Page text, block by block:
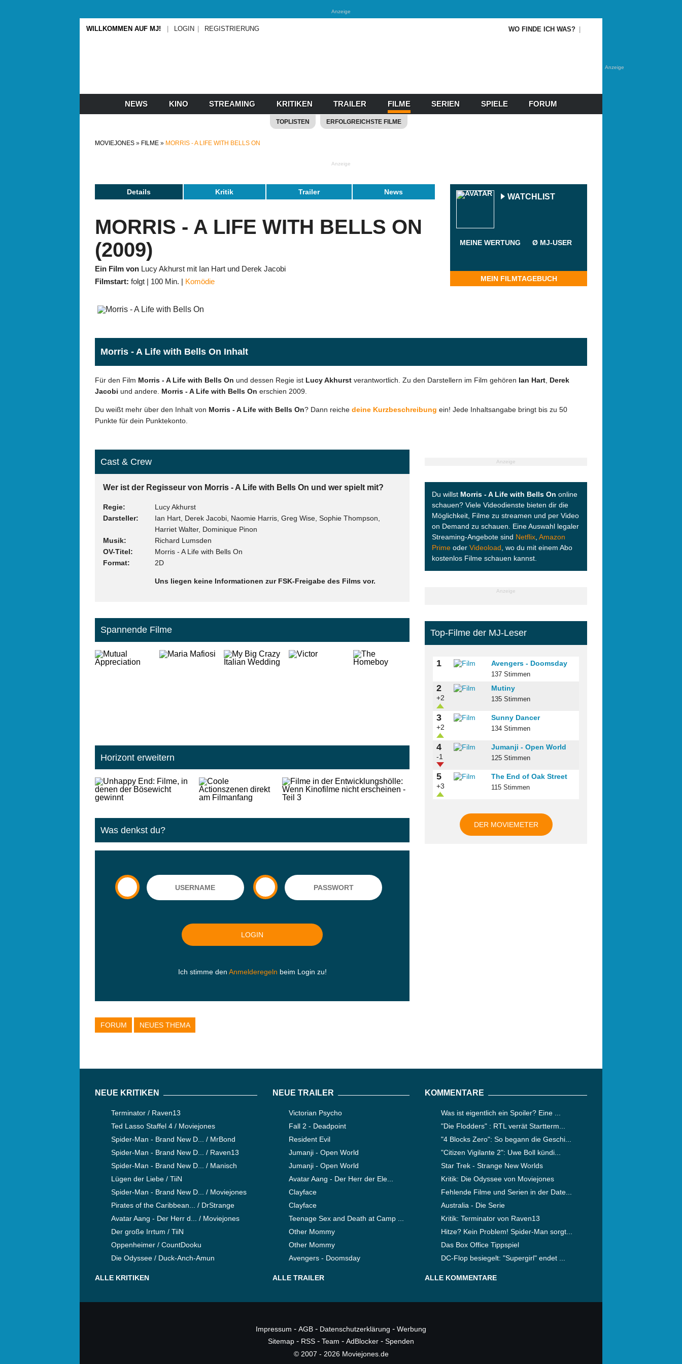
Anzeige
Anzeige
WILLKOMMEN AUF MJ! LOGIN REGISTRIERUNG WO FINDE ICH WAS?
NEWS KINO STREAMING KRITIKEN TRAILER FILME SERIEN SPIELE FORUM
TOPLISTEN ERFOLGREICHSTE FILME
MOVIEJONES FILME MORRIS - A LIFE WITH BELLS ON
Anzeige
Details Kritik Trailer News
MORRIS - A LIFE WITH BELLS ON
(2009)
Ein Film von Lucy Akhurst mit Ian Hart und Derek Jacobi
Filmstart: folgt 100 Min. Komödie
WATCHLIST
MEINE WERTUNG Ø MJ-USER
MEIN FILMTAGEBUCH
Morris - A Life with Bells On Inhalt
Für den Film Morris - A Life with Bells On und dessen Regie ist Lucy Akhurst verantwortlich. Zu den Darstellern im Film gehören Ian Hart Derek
Jacobi und andere. Morris - A Life with Bells On erschien 2009.
Du weißt mehr über den Inhalt von Morris - A Life with Bells On? Dann reiche deine Kurzbeschreibung ein! Jede Inhaltsangabe bringt bis zu 50
Punkte für dein Punktekonto.
Cast & Crew
Wer ist der Regisseur von Morris - A Life with Bells On und wer spielt mit?
Regie
Lucy Akhurst
Darsteller
Ian Hart, Derek Jacobi, Naomie Harris, Greg Wise, Sophie Thompson,
Harriet Walter, Dominique Pinon
Musik
Richard Lumsden
OV-Titel
Morris - A Life with Bells On
Format
2D
Uns liegen keine Informationen zur FSK-Freigabe des Films vor.
Spannende Filme
Horizont erweitern
Was denkst du?
Ich stimme den Anmelderegeln beim Login zu!
FORUM NEUES THEMA
Anzeige
Du willst Morris - A Life with Bells On online
schauen? Viele Videodienste bieten dir die
Möglichkeit, Filme zu streamen und per Video
on Demand zu schauen. Eine Auswahl legaler
Streaming-Angebote sind Netflix Amazon
Prime oder Videoload , wo du mit einem Abo
kostenlos Filme schauen kannst.
Anzeige
Top-Filme der MJ-Leser
1 Avengers - Doomsday
137 Stimmen
2
+2
Mutiny
135 Stimmen
3
+2
Sunny Dancer
134 Stimmen
4
-1
Jumanji - Open World
125 Stimmen
5
+3
The End of Oak Street
115 Stimmen
DER MOVIEMETER
NEUE KRITIKEN
Terminator / Raven13
Ted Lasso Staffel 4 / Moviejones
Spider-Man - Brand New D... / MrBond
Spider-Man - Brand New D... / Raven13
Spider-Man - Brand New D... / Manisch
Lügen der Liebe / TiiN
Spider-Man - Brand New D... / Moviejones
Pirates of the Caribbean... / DrStrange
Avatar Aang - Der Herr d... / Moviejones
Der große Irrtum / TiiN
Oppenheimer / CountDooku
Die Odyssee / Duck-Anch-Amun
ALLE KRITIKEN
NEUE TRAILER
Victorian Psycho
Fall 2 - Deadpoint
Resident Evil
Jumanji - Open World
Jumanji - Open World
Avatar Aang - Der Herr der Ele...
Clayface
Clayface
Teenage Sex and Death at Camp ...
Other Mommy
Other Mommy
Avengers - Doomsday
ALLE TRAILER
KOMMENTARE
Was ist eigentlich ein Spoiler? Eine ...
"Die Flodders" : RTL verrät Startterm...
"4 Blocks Zero": So begann die Geschi...
"Citizen Vigilante 2": Uwe Boll kündi...
Star Trek - Strange New Worlds
Kritik: Die Odyssee von Moviejones
Fehlende Filme und Serien in der Date...
Australia - Die Serie
Kritik: Terminator von Raven13
Hitze? Kein Problem! Spider-Man sorgt...
Das Box Office Tippspiel
DC-Flop besiegelt: "Supergirl" endet ...
ALLE KOMMENTARE
Impressum - AGB - Datenschutzerklärung - Werbung
Sitemap - RSS - Team - AdBlocker - Spenden
© 2007 - 2026 Moviejones.de